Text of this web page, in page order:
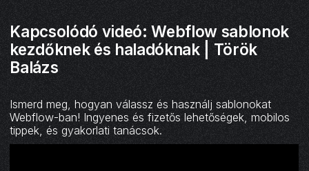
Kapcsolódó videó: Webflow sablonok
kezdőknek és haladóknak | Török
Balázs
Ismerd meg, hogyan válassz és használj sablonokat
Webflow-ban! Ingyenes és fizetős lehetőségek, mobilos
tippek, és gyakorlati tanácsok.